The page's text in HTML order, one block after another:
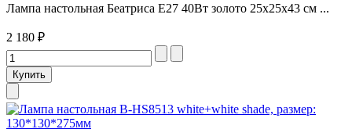
Лампа настольная Беатриса E27 40Вт золото 25х25х43 см ...
2 180 ₽